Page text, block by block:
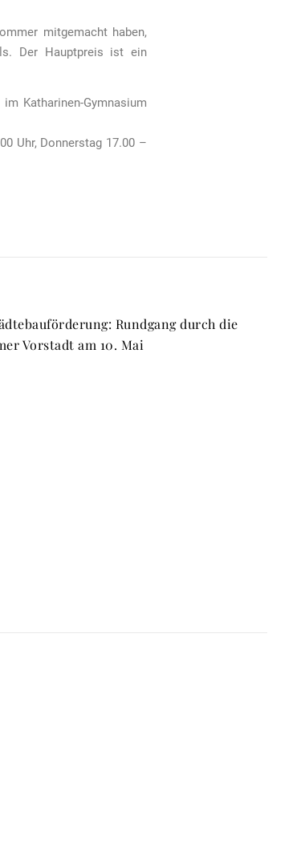
mitgemacht haben,
Der Hauptpreis ist ein
Katharinen-Gymnasium
Uhr, Donnerstag 17.00 –
Rundgang durch die
Vorstadt am 10. Mai